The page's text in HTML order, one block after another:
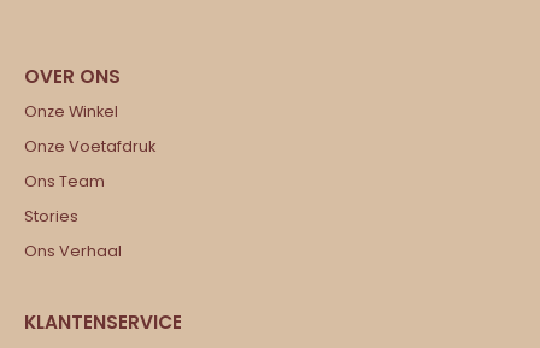
Onze Winkel
Onze Voetafdruk
Ons Team
Stories
Ons Verhaal